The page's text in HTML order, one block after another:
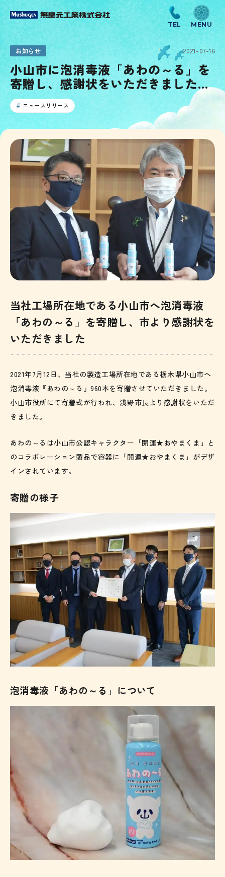
お知らせ 2021-07-16
小山市に泡消毒液「あわの～る」を
寄贈し、感謝状をいただきました／
栃木県
ニュースリリース
当社工場所在地である小山市へ泡消毒液
「あわの～る」を寄贈し、市より感謝状を
いただきました
2021年7月12日、当社の製造工場所在地である栃木県小山市へ
泡消毒液『あわの～る』960本を寄贈させていただきました。
小山市役所にて寄贈式が行われ、浅野市長より感謝状をいただ
きました。
あわの～るは小山市公認キャラクター「開運★おやまくま」と
のコラボレーション製品で容器に「開運★おやまくま」がデザ
インされています。
寄贈の様子
泡消毒液「あわの～る」について